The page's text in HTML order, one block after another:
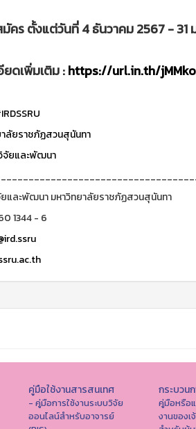
มัคร ตั้งแต่วันที่ 4 ธันวาคม 2567 - 31
ยดเพิ่มเติม :https://url.in.th/jMMko
ลัยราชภัฏสวนสุนันทา
จัยและพัฒนา
และพัฒนา มหาวิทยาลัยราชภัฏสวนสุนันทา
1344 - 6
คู่มือใช้งานสารสนเทศ
- คู่มือการใช้งานระบบวิจัย
ออนไลน์สำหรับอาจารย์
กระบวน
คู่มือหรือ
งานของเ